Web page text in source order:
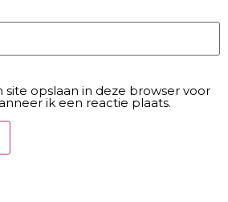
site opslaan in deze browser voor
ik een reactie plaats.